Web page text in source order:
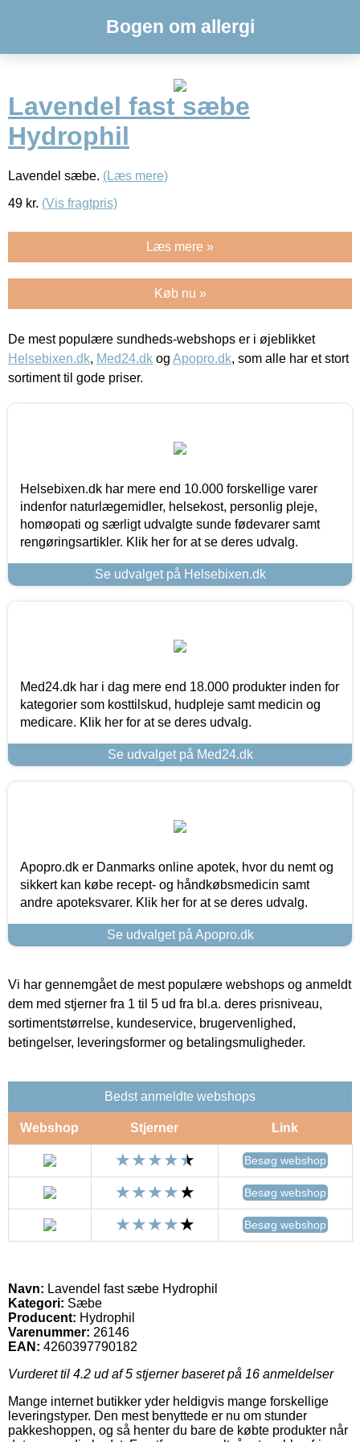
Bogen om allergi
Lavendel fast sæbe
Hydrophil
Lavendel sæbe. (Læs mere)
49 kr. (Vis fragtpris)
Læs mere »
Køb nu »
De mest populære sundheds-webshops er i øjeblikket
Helsebixen.dk, Med24.dk og Apopro.dk, som alle har et stort
sortiment til gode priser.
Helsebixen.dk har mere end 10.000 forskellige varer
indenfor naturlægemidler, helsekost, personlig pleje,
homøopati og særligt udvalgte sunde fødevarer samt
rengøringsartikler. Klik her for at se deres udvalg.
Se udvalget på Helsebixen.dk
Med24.dk har i dag mere end 18.000 produkter inden for
kategorier som kosttilskud, hudpleje samt medicin og
medicare. Klik her for at se deres udvalg.
Se udvalget på Med24.dk
Apopro.dk er Danmarks online apotek, hvor du nemt og
sikkert kan købe recept- og håndkøbsmedicin samt
andre apoteksvarer. Klik her for at se deres udvalg.
Se udvalget på Apopro.dk
Vi har gennemgået de mest populære webshops og anmeldt
dem med stjerner fra 1 til 5 ud fra bl.a. deres prisniveau,
sortimentstørrelse, kundeservice, brugervenlighed,
betingelser, leveringsformer og betalingsmuligheder.
Bedst anmeldte webshops
Webshop Stjerner Link
Besøg webshop
Besøg webshop
Besøg webshop
Navn: Lavendel fast sæbe Hydrophil
Kategori: Sæbe
Producent: Hydrophil
Varenummer: 26146
EAN: 4260397790182
Vurderet til 4.2 ud af 5 stjerner baseret på 16 anmeldelser
Mange internet butikker yder heldigvis mange forskellige
leveringstyper. Den mest benyttede er nu om stunder
pakkeshoppen, og så henter du bare de købte produkter når